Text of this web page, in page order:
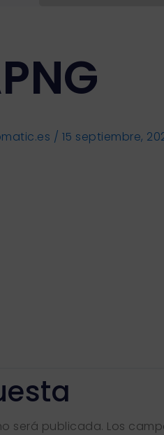
/ 15 septiembre,
será publicada. Los